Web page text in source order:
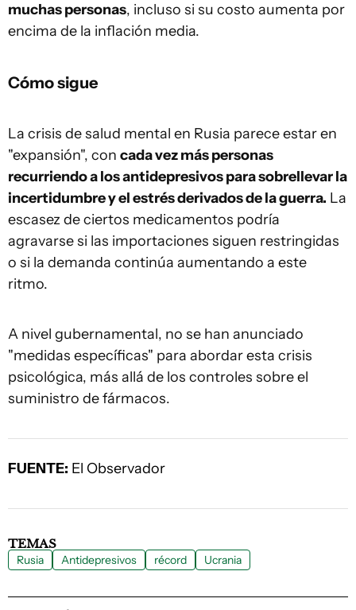
muchas personas, incluso si su costo aumenta por
encima de la inflación media.
Cómo sigue
La crisis de salud mental en Rusia parece estar en
"expansión", con cada vez más personas
recurriendo a los antidepresivos para sobrellevar la
incertidumbre y el estrés derivados de la guerra. La
escasez de ciertos medicamentos podría
agravarse si las importaciones siguen restringidas
o si la demanda continúa aumentando a este
ritmo.
A nivel gubernamental, no se han anunciado
"medidas específicas" para abordar esta crisis
psicológica, más allá de los controles sobre el
suministro de fármacos.
FUENTE: El Observador
TEMAS
Rusia Antidepresivos récord Ucrania